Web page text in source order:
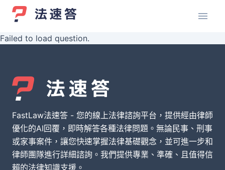
Failed to load question.
FastLaw法速答 - 您的線上法律諮詢平台，提供經由律師
優化的AI回覆，即時解答各種法律問題。無論民事、刑事
或家事案件，讓您快速掌握法律基礎觀念，並可進一步和
律師團隊進行詳細諮詢。我們提供專業、準確、且值得信
賴的法律知識支援。